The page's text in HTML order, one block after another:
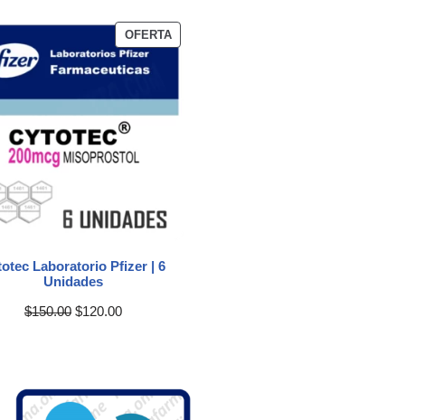
OFERTA
Laboratorio Pfizer | 6
Unidades
$150.00 $120.00